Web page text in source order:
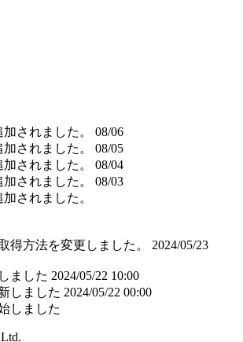
されました。
08/06
されました。
08/05
されました。
08/04
されました。
08/03
されました。
得方法を変更しました。
2024/05/23
ました 2024/05/22 10:00
しました 2024/05/22 00:00
しました